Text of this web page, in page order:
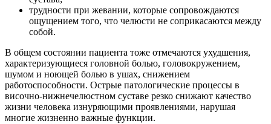
трудности при жевании, которые сопровождаются
ощущением того, что челюсти не соприкасаются между
собой.
В общем состоянии пациента тоже отмечаются ухудшения,
характеризующиеся головной болью, головокружением,
шумом и ноющей болью в ушах, снижением
работоспособности. Острые патологические процессы в
височно-нижнечелюстном суставе резко снижают качество
жизни человека изнуряющими проявлениями, нарушая
многие жизненно важные функции.